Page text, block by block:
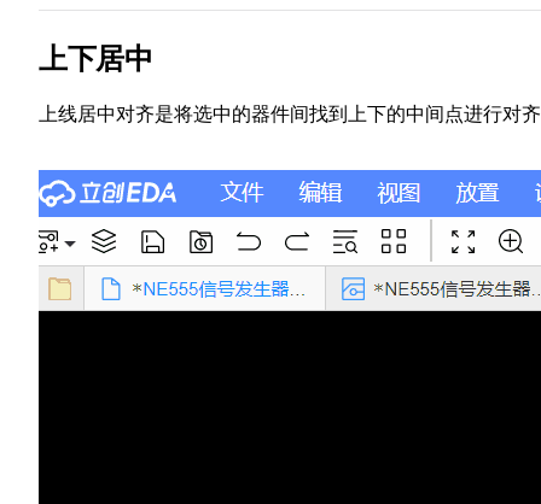
上下居中
上线居中对齐是将选中的器件间找到上下的中间点进行对